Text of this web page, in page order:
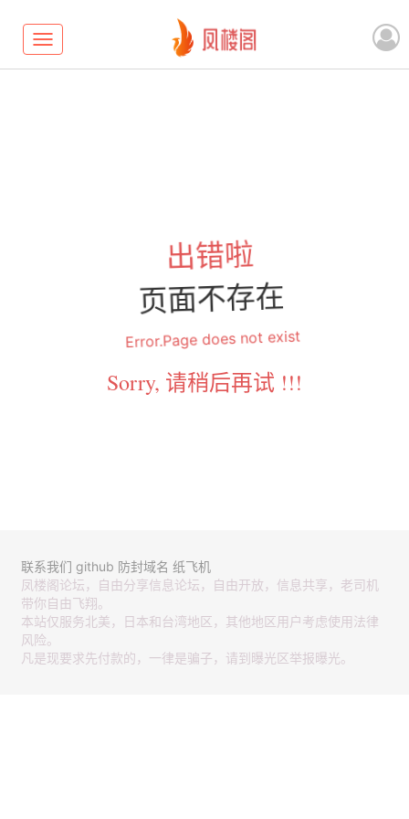
Toggle
navigation
出错啦
页面不存在
Error.Page does not exist
Sorry, 请稍后再试 !!!
联系我们 github 防封域名 纸飞机
凤楼阁论坛，自由分享信息论坛，自由开放，信息共享，老司机
带你自由飞翔。
本站仅服务北美，日本和台湾地区，其他地区用户考虑使用法律
风险。
凡是现要求先付款的，一律是骗子，请到曝光区举报曝光。